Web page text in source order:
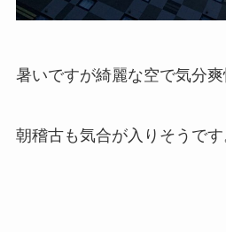
暑いですが綺麗な空で気分爽
朝稽古も気合が入りそうです